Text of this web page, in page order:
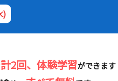
)
2回、体験学習ができます